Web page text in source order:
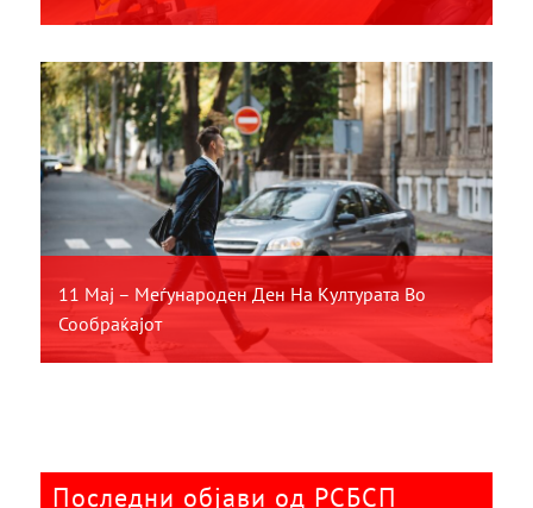
11 Мај – Меѓународен Ден На Културата Во
Сообраќајот
Последни објави од РСБСП